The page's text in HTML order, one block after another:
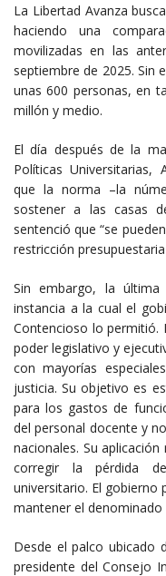
La Libertad Avanza
haciendo una
movilizadas en las
septiembre de 2025. Sin
unas 600 personas, en
millón y medio.
El día después de la
Políticas Universitarias,
que la norma –la
sostener a las casas
sentenció que “se
restricción
Sin embargo, la
instancia a la cual el
Contencioso lo permitió.
poder legislativo y
con mayorías
justicia. Su objetivo es
para los gastos de
del personal docente y
nacionales. Su
corregir la pérdida
universitario. El gobierno
mantener el denominado
Desde el palco ubicado
presidente del Consejo